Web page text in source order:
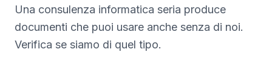
Una consulenza informatica seria produce
documenti che puoi usare anche senza di noi.
Verifica se siamo di quel tipo.